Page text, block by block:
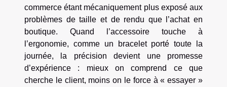
commerce étant mécaniquement plus exposé aux
problèmes de taille et de rendu que l’achat en
boutique. Quand l’accessoire touche à
l’ergonomie, comme un bracelet porté toute la
journée, la précision devient une promesse
d’expérience : mieux on comprend ce que
cherche le client, moins on le force à « essayer »